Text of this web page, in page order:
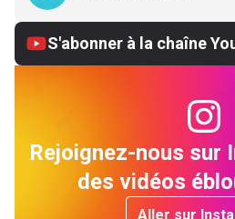
S'abonner à la chaîne
Rejoignez-nous sur
des vidéos
Aller sur